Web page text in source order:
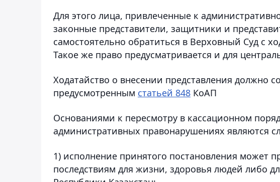
Для этого лица, привлеченные к
законные представители, защитники и
самостоятельно обратиться в Верховный Суд с
Такое же право предусматривается и для
Ходатайство о внесении представления должно
предусмотренным статьей 848 КоАП
Основаниями к пересмотру в кассационном
административных правонарушениях являются
1) исполнение принятого постановления может
последствиям для жизни, здоровья людей либо